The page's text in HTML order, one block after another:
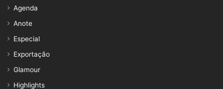
Agenda
Anote
Especial
Exportação
Glamour
Highlights